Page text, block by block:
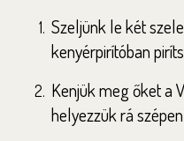
Szeljünk le két
kenyérpirítóban
Kenjük meg őket a
helyezzük rá